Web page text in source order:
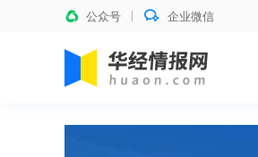
公众号 企业微信